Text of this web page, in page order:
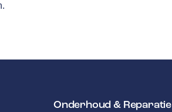
Onderhoud & Reparatie